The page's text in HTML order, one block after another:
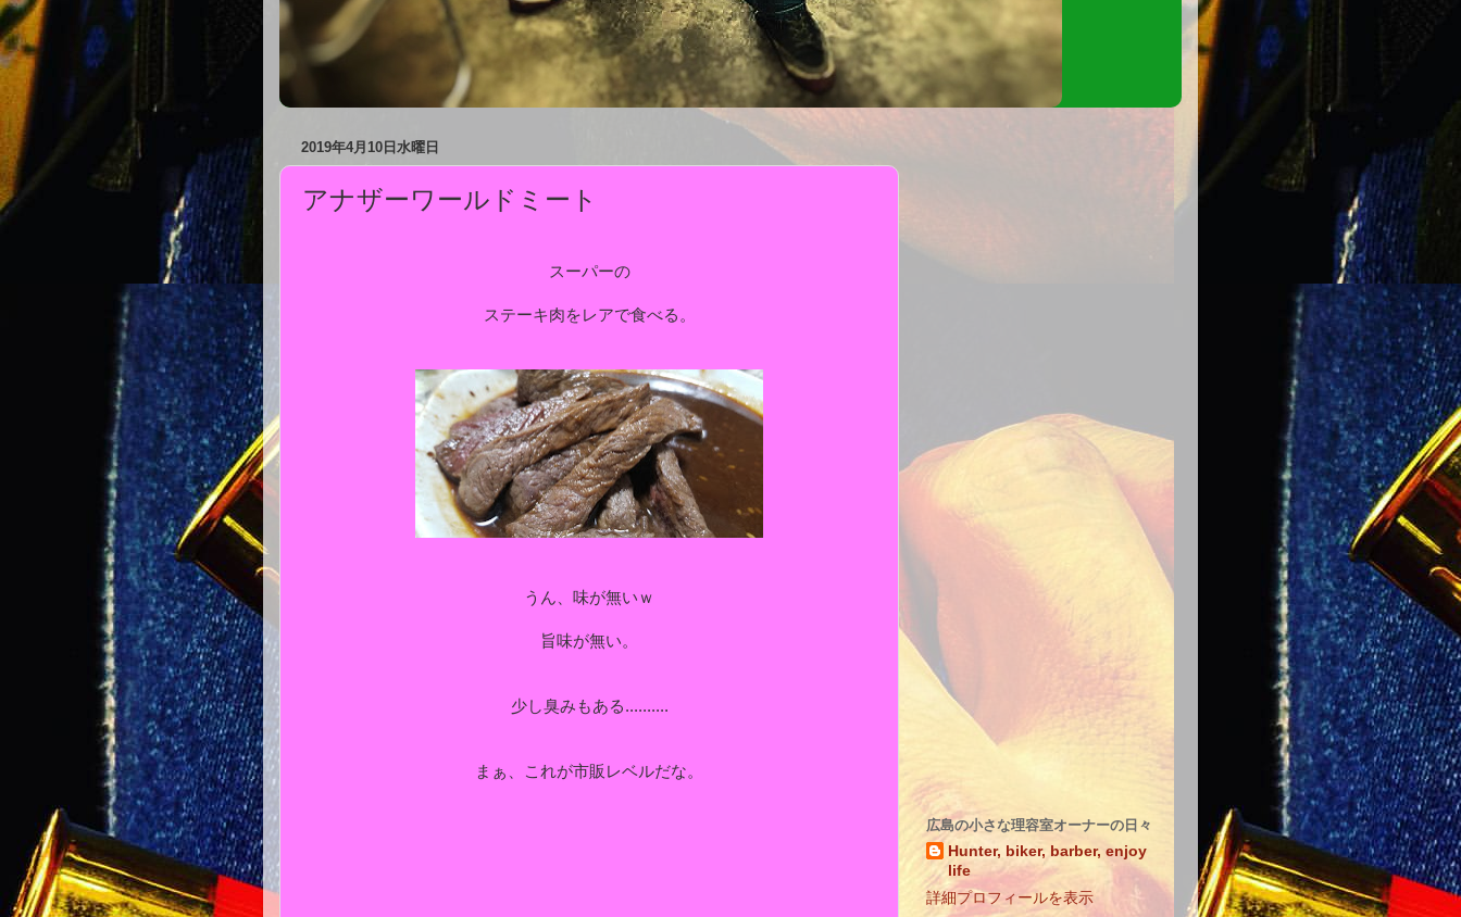
2019年4月10日水曜日
アナザーワールドミート
スーパーの
ステーキ肉をレアで食べる。
うん、味が無いｗ
旨味が無い。
少し臭みもある..........
まぁ、これが市販レベルだな。
広島の小さな理容室オーナーの日々
Hunter, biker, barber, enjoy
life
詳細プロフィールを表示